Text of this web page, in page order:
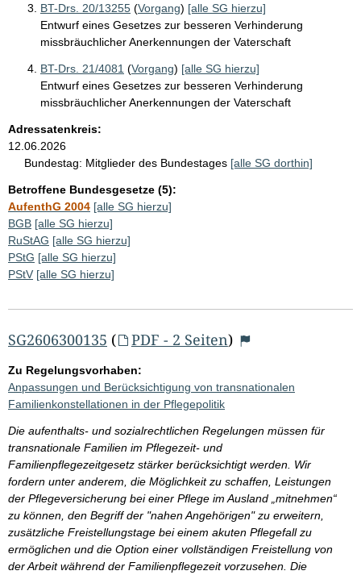
BT-Drs. 20/13255 (Vorgang) [alle SG hierzu]
Entwurf eines Gesetzes zur besseren Verhinderung
missbräuchlicher Anerkennungen der Vaterschaft
BT-Drs. 21/4081 (Vorgang) [alle SG hierzu]
Entwurf eines Gesetzes zur besseren Verhinderung
missbräuchlicher Anerkennungen der Vaterschaft
Adressatenkreis:
12.06.2026
Bundestag: Mitglieder des Bundestages [alle SG dorthin]
Betroffene Bundesgesetze (5):
AufenthG 2004 [alle SG hierzu]
BGB [alle SG hierzu]
RuStAG [alle SG hierzu]
PStG [alle SG hierzu]
PStV [alle SG hierzu]
SG2606300135 ( PDF - 2 Seiten)
Zu Regelungsvorhaben:
Anpassungen und Berücksichtigung von transnationalen
Familienkonstellationen in der Pflegepolitik
Die aufenthalts- und sozialrechtlichen Regelungen müssen für
transnationale Familien im Pflegezeit- und
Familienpflegezeitgesetz stärker berücksichtigt werden. Wir
fordern unter anderem, die Möglichkeit zu schaffen, Leistungen
der Pflegeversicherung bei einer Pflege im Ausland „mitnehmen“
zu können, den Begriff der "nahen Angehörigen" zu erweitern,
zusätzliche Freistellungstage bei einem akuten Pflegefall zu
ermöglichen und die Option einer vollständigen Freistellung von
der Arbeit während der Familienpflegezeit vorzusehen. Die